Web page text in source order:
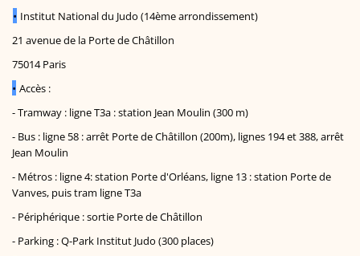
• Institut National du Judo (14ème arrondissement)
21 avenue de la Porte de Châtillon
75014 Paris
• Accès :
- Tramway : ligne T3a : station Jean Moulin (300 m)
- Bus : ligne 58 : arrêt Porte de Châtillon (200m), lignes 194 et 388, arrêt
Jean Moulin
- Métros : ligne 4: station Porte d'Orléans, ligne 13 : station Porte de
Vanves, puis tram ligne T3a
- Périphérique : sortie Porte de Châtillon
- Parking : Q-Park Institut Judo (300 places)